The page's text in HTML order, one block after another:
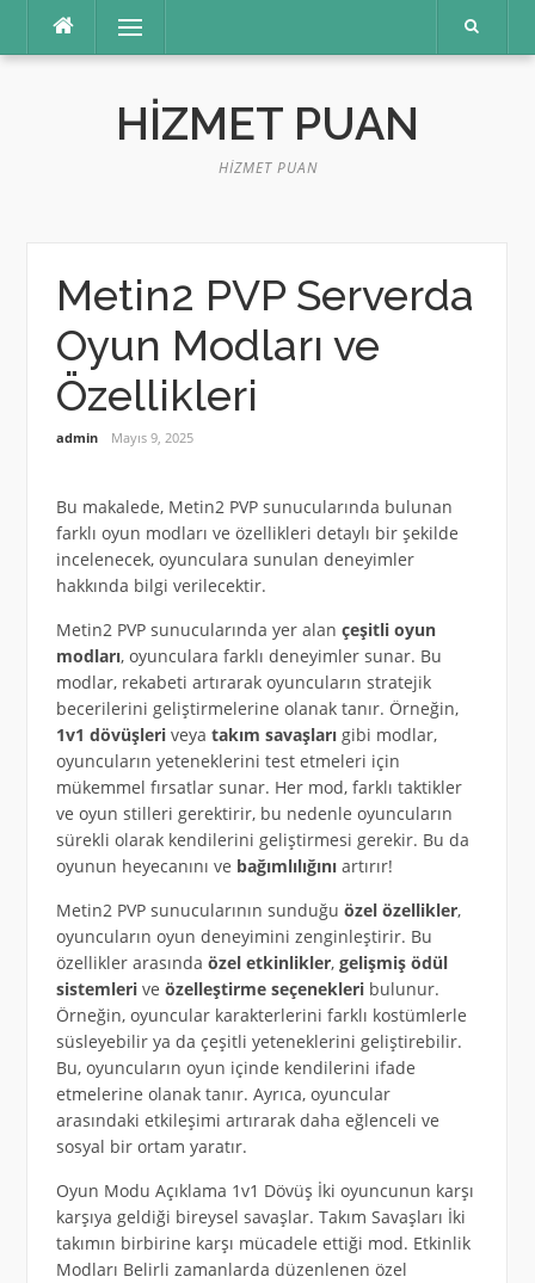
Menü
HIZMET PUAN
HIZMET PUAN
Metin2 PVP Serverda
Oyun Modları ve
Özellikleri
admin Mayıs 9, 2025
Bu makalede, Metin2 PVP sunucularında bulunan
farklı oyun modları ve özellikleri detaylı bir şekilde
incelenecek, oyunculara sunulan deneyimler
hakkında bilgi verilecektir.
Metin2 PVP sunucularında yer alan çeşitli oyun
modları, oyunculara farklı deneyimler sunar. Bu
modlar, rekabeti artırarak oyuncuların stratejik
becerilerini geliştirmelerine olanak tanır. Örneğin,
1v1 dövüşleriveya takım savaşlarıgibi modlar,
oyuncuların yeteneklerini test etmeleri için
mükemmel fırsatlar sunar. Her mod, farklı taktikler
ve oyun stilleri gerektirir, bu nedenle oyuncuların
sürekli olarak kendilerini geliştirmesi gerekir. Bu da
oyunun heyecanını ve bağımlılığınıartırır!
Metin2 PVP sunucularının sunduğu özel özellikler,
oyuncuların oyun deneyimini zenginleştirir. Bu
özellikler arasında özel etkinlikler, gelişmiş ödül
sistemlerive özelleştirme seçenekleribulunur.
Örneğin, oyuncular karakterlerini farklı kostümlerle
süsleyebilir ya da çeşitli yeteneklerini geliştirebilir.
Bu, oyuncuların oyun içinde kendilerini ifade
etmelerine olanak tanır. Ayrıca, oyuncular
arasındaki etkileşimi artırarak daha eğlenceli ve
sosyal bir ortam yaratır.
Oyun Modu Açıklama 1v1 Dövüş İki oyuncunun karşı
karşıya geldiği bireysel savaşlar. Takım Savaşları İki
takımın birbirine karşı mücadele ettiği mod. Etkinlik
Modları Belirli zamanlarda düzenlenen özel